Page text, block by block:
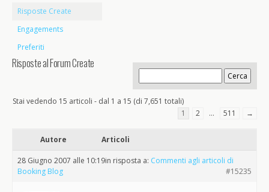
Risposte Create
Engagements
Preferiti
Risposte al Forum Create
Stai vedendo 15 articoli - dal 1 a 15 (di 7,651 totali)
1
2 … 511 →
Autore Articoli
28 Giugno 2007 alle 10:19in risposta a: Commenti agli articoli di
Booking Blog
#15235